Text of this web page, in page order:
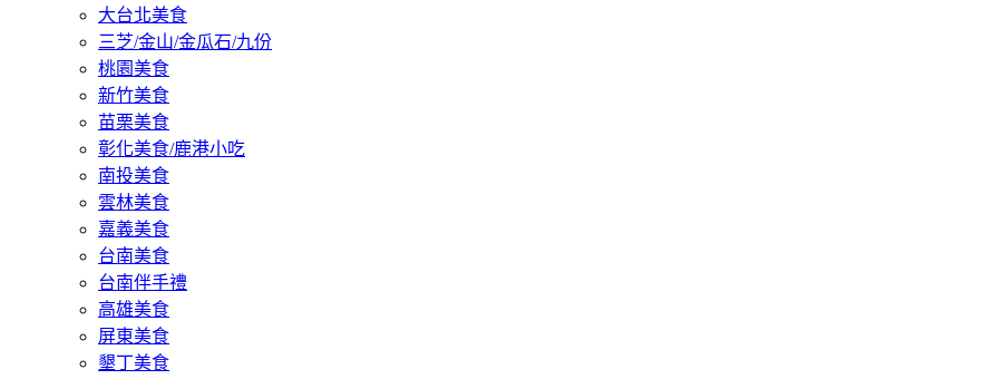
大台北美食
三芝/金山/金瓜石/九份
桃園美食
新竹美食
苗栗美食
彰化美食/鹿港小吃
南投美食
雲林美食
嘉義美食
台南美食
台南伴手禮
高雄美食
屏東美食
墾丁美食